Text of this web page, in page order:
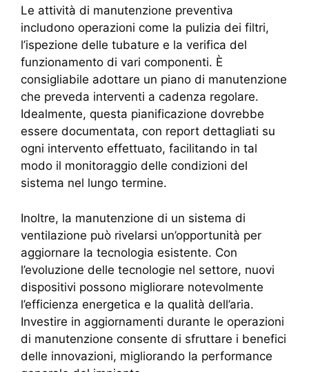
Le attività di manutenzione preventiva
includono operazioni come la pulizia dei filtri,
l’ispezione delle tubature e la verifica del
funzionamento di vari componenti. È
consigliabile adottare un piano di manutenzione
che preveda interventi a cadenza regolare.
Idealmente, questa pianificazione dovrebbe
essere documentata, con report dettagliati su
ogni intervento effettuato, facilitando in tal
modo il monitoraggio delle condizioni del
sistema nel lungo termine.
Inoltre, la manutenzione di un sistema di
ventilazione può rivelarsi un’opportunità per
aggiornare la tecnologia esistente. Con
l’evoluzione delle tecnologie nel settore, nuovi
dispositivi possono migliorare notevolmente
l’efficienza energetica e la qualità dell’aria.
Investire in aggiornamenti durante le operazioni
di manutenzione consente di sfruttare i benefici
delle innovazioni, migliorando la performance